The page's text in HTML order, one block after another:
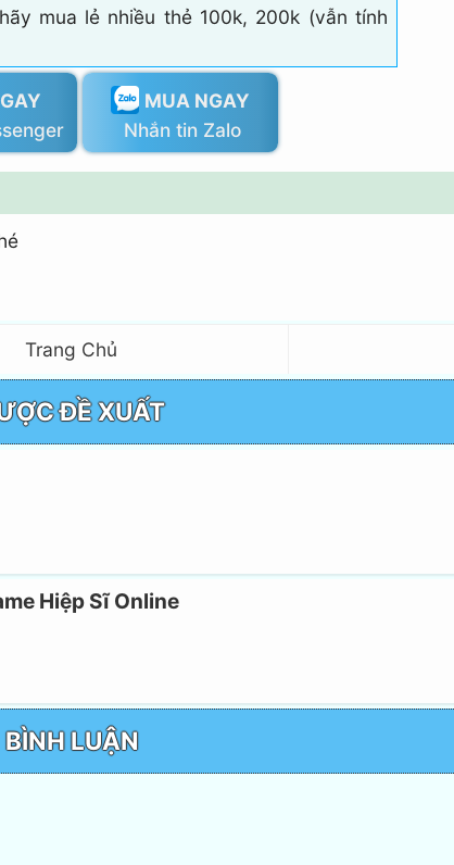
mua lẻ nhiều thẻ 100k, 200k (vẫn tính
MUA NGAY
Nhắn tin Zalo
Trang Chủ
ĐỀ XUẤT
Hiệp Sĩ Online
BÌNH LUẬN